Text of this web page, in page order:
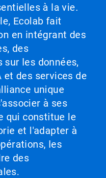
à la vie.
Ecolab fait
en intégrant des
des
les données,
et des services de
unique
à ses
qui constitue le
et l'adapter à
les
des